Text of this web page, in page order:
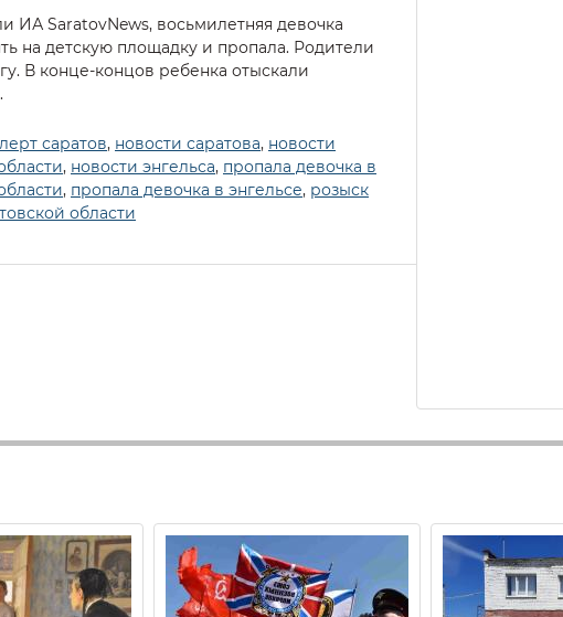
ИА SaratovNews, восьмилетняя девочка
на детскую площадку и пропала. Родители
В конце-концов ребенка отыскали
саратов, новости саратова, новости
, новости энгельса, пропала девочка в
, пропала девочка в энгельсе, розыск
области